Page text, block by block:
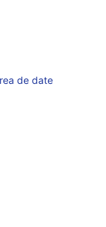
de date